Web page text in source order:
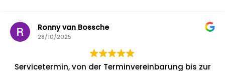
Ronny van Bossche
28/10/2025
Servicetermin, von der Terminvereinbarung bis zur